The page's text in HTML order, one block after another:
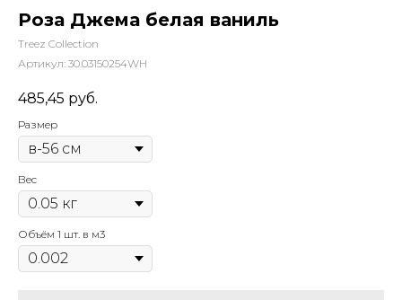
Роза Джема белая ваниль
Treez Collection
Артикул: 30.03150254WH
485,45 руб.
Размер
Вес
Объём 1 шт. в м3